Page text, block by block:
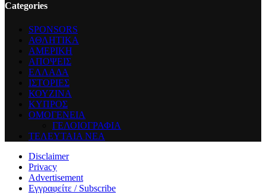
Categories
SPONSORS
ΑΘΛΗΤΙΚΑ
ΑΜΕΡΙΚΗ
ΑΠΟΨΕΙΣ
ΕΛΛΑΔΑ
ΙΣΤΟΡΙΕΣ
ΚΟΥΖΙΝΑ
ΚΥΠΡΟΣ
ΟΜΟΓΕΝΕΙΑ
ΓΕΛΟΙΟΓΡΑΦΙΑ
ΤΕΛΕΥΤΑΙΑ ΝΕΑ
Disclaimer
Privacy
Advertisement
Εγγραφείτε / Subscribe